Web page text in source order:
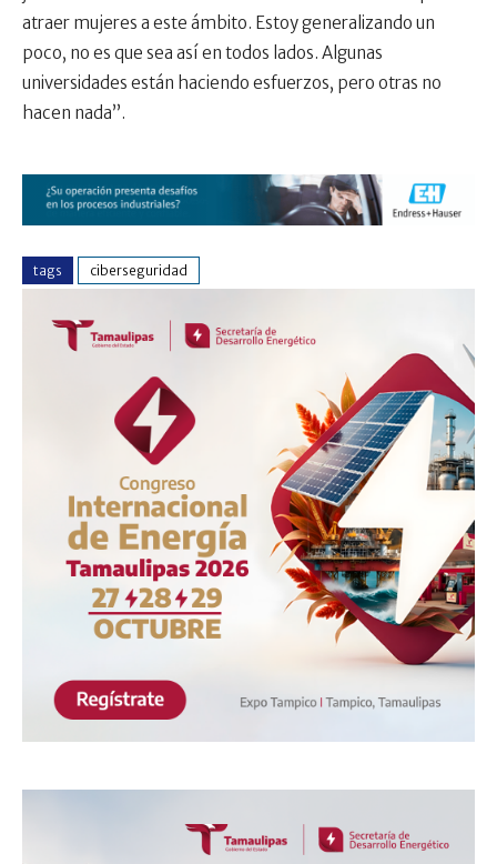
atraer mujeres a este ámbito. Estoy generalizando un
poco, no es que sea así en todos lados. Algunas
universidades están haciendo esfuerzos, pero otras no
hacen nada”.
tags ciberseguridad